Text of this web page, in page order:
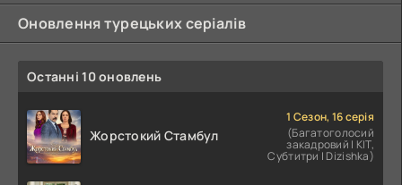
Оновлення турецьких серіалів
Останні 10 оновлень
Жорстокий Стамбул
1 Сезон, 16 серія
(Багатоголосий
закадровий | КІТ,
Субтитри | Dizishka)